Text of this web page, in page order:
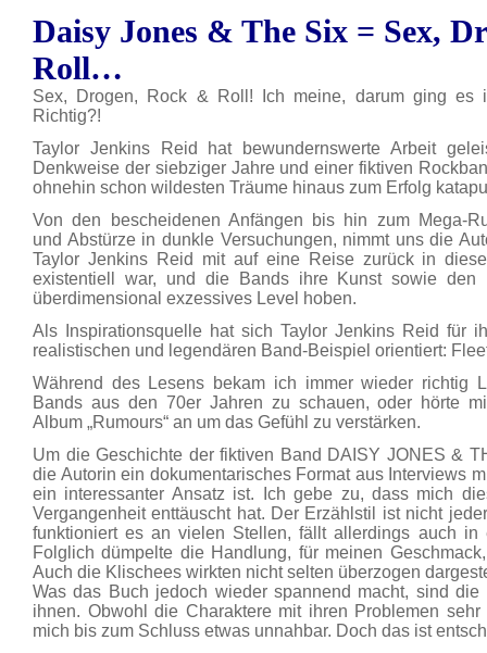
Daisy Jones & The Six = Sex,
Roll…
Sex, Drogen, Rock & Roll! Ich meine, darum ging es
Richtig?!
Taylor Jenkins Reid hat bewundernswerte Arbeit
Denkweise der siebziger Jahre und einer fiktiven
ohnehin schon wildesten Träume hinaus zum Erfolg
Von den bescheidenen Anfängen bis hin zum Mega-
und Abstürze in dunkle Versuchungen, nimmt uns die
Taylor Jenkins Reid mit auf eine Reise zurück in
existentiell war, und die Bands ihre Kunst sowie den
überdimensional exzessives Level hoben.
Als Inspirationsquelle hat sich Taylor Jenkins Reid für
realistischen und legendären Band-Beispiel orientiert:
Während des Lesens bekam ich immer wieder richtig
Bands aus den 70er Jahren zu schauen, oder hörte
Album „Rumours“ an um das Gefühl zu verstärken.
Um die Geschichte der fiktiven Band DAISY JONES &
die Autorin ein dokumentarisches Format aus Interviews
ein interessanter Ansatz ist. Ich gebe zu, dass mich
Vergangenheit enttäuscht hat. Der Erzählstil ist nicht
funktioniert es an vielen Stellen, fällt allerdings auch in
Folglich dümpelte die Handlung, für meinen
Auch die Klischees wirkten nicht selten überzogen
Was das Buch jedoch wieder spannend macht, sind
ihnen. Obwohl die Charaktere mit ihren Problemen
mich bis zum Schluss etwas unnahbar. Doch das ist